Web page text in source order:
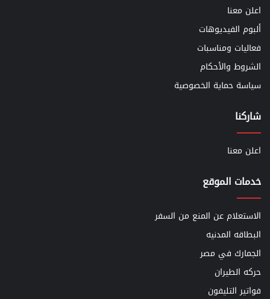
اعلن معنا
ألبوم الفيديوهات
فعاليات ومناسبات
الشروط والأحكام
سياسة حماية الخصوصية
شاركنا
اعلن معنا
خدمات الموقع
الاستعلام عن المنع من السفر
البطاقه المدنيه
الجمارك في مصر
حركه الطيران
فواتير التليفون